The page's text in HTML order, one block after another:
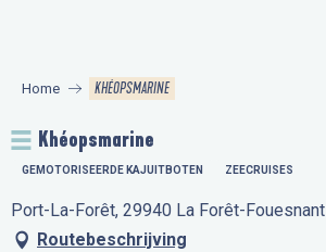
principal
Home KHÉOPSMARINE
Khéopsmarine
GEMOTORISEERDE KAJUITBOTEN ZEECRUISES
Port-La-Forêt, 29940 La Forêt-Fouesnant
Routebeschrijving